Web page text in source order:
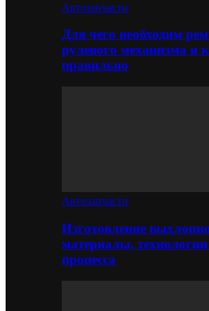
Автозапчасти
Для чего необходим
рулевого механизма и
правильно
Автозапчасти
Изготовление
материалы,
процесса